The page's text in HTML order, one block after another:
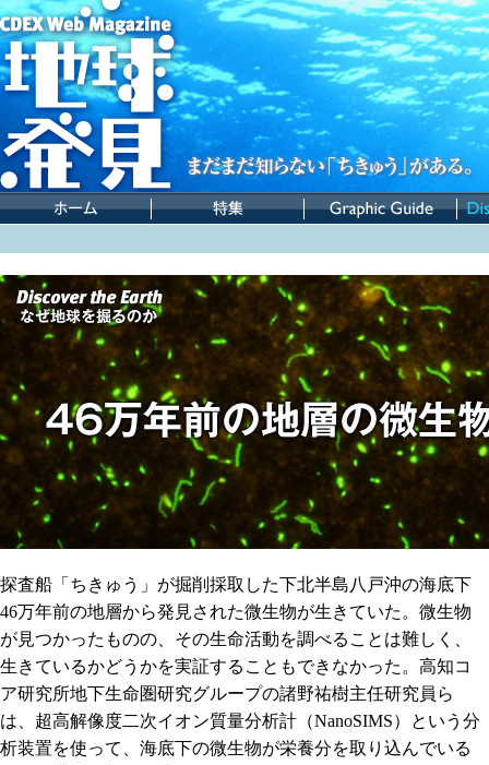
探査船「ちきゅう」が掘削採取した下北半島八戸沖の海底下
46万年前の地層から発見された微生物が生きていた。微生物
が見つかったものの、その生命活動を調べることは難しく、
生きているかどうかを実証することもできなかった。高知コ
ア研究所地下生命圏研究グループの諸野祐樹主任研究員ら
は、超高解像度二次イオン質量分析計（NanoSIMS）という分
析装置を使って、海底下の微生物が栄養分を取り込んでいる